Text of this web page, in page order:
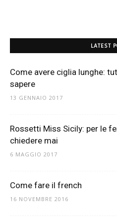
LATEST
Come avere ciglia lunghe:
sapere
13 GENNAIO 2017
Rossetti Miss Sicily: per le
chiedere mai
6 MAGGIO 2017
Come fare il french
16 NOVEMBRE 2016